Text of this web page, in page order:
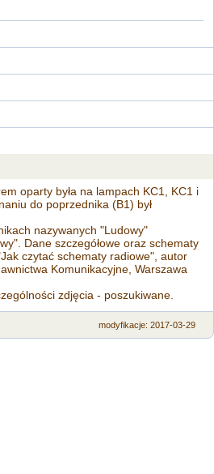
oparty była na lampach KC1, KC1 i
do poprzednika (B1) był
nazywanych "Ludowy"
Dane szczegółowe oraz schematy
czytać schematy radiowe", autor
Komunikacyjne, Warszawa
zdjęcia - poszukiwane.
modyfikacje: 2017-03-29